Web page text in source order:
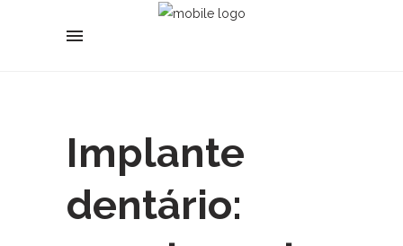
Implante
dentário: